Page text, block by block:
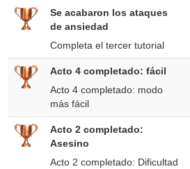
Se acabaron los ataques
de ansiedad
Completa el tercer tutorial
Acto 4 completado: fácil
Acto 4 completado: modo
más fácil
Acto 2 completado:
Asesino
Acto 2 completado: Dificultad